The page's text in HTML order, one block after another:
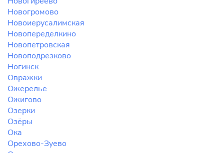
Новогромово
Новоиерусалимская
Новопеределкино
Новопетровская
Новоподрезково
Ногинск
Овражки
Ожерелье
Ожигово
Озерки
Озёры
Ока
Орехово-Зуево